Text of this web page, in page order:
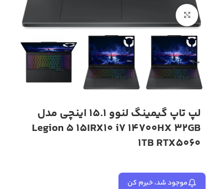
بزرگنمایی تصویر
لپ تاپ گیمینگ لنوو 15.1 اینچی مدل
Legion 5 15IRX10 i7 14700HX 32GB
1TB RTX5060
موجود شد، خبرم کن